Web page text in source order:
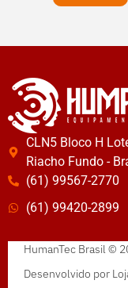
CLN5 Bloco H
Riacho Fundo -
(61) 99567-2770
(61) 99420-2899
HumanTec Brasil ©
Desenvolvido por